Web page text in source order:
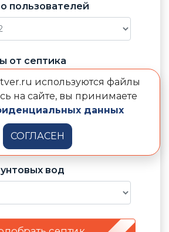
пользователей
от септика
в доме
вод
используются файлы
на сайте, вы принимаете
данных
СОГЛАСЕН